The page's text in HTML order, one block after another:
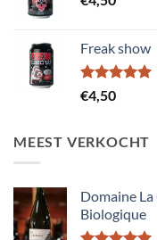
Freak show
Gewaardeerd
5.00
€4,50
MEEST VERKOCHT
Domaine
Biologique